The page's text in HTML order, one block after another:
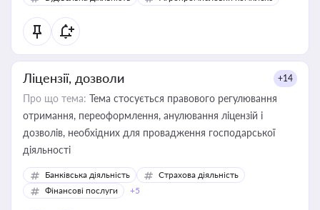
Ліцензії, дозволи +14
Про що тема: Тема стосується правового регулювання
отримання, переоформлення, анулювання ліцензій і
дозволів, необхідних для провадження господарської
діяльності
Банківська діяльність
Страхова діяльність
Фінансові послуги
+5